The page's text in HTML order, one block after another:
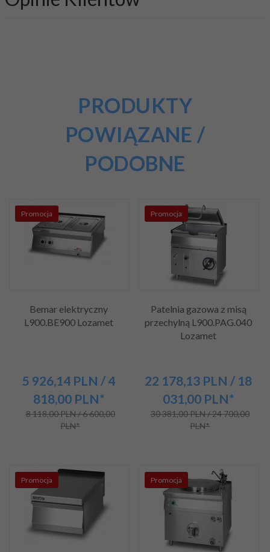
PRODUKTY
POWIĄZANE /
PODOBNE
Promocja
Bemar elektryczny
L900.BE900 Lozamet
5 926,14 PLN / 4
818,00 PLN*
8 118,00 PLN / 6 600,00
PLN*
Promocja
Patelnia gazowa z misą
przechylną L900.PAG.040
Lozamet
22 178,13 PLN / 18
031,00 PLN*
30 381,00 PLN / 24 700,00
PLN*
Promocja Promocja